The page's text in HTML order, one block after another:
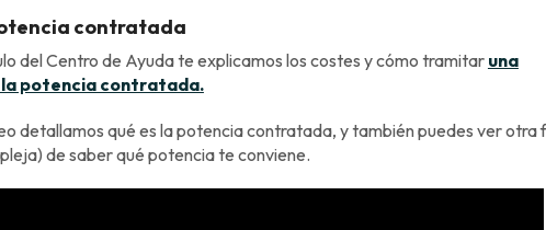
contratada
del Centro de Ayuda te explicamos los costes y cómo tramitar una
potencia contratada.
detallamos qué es la potencia contratada, y también puedes ver otra
de saber qué potencia te conviene.